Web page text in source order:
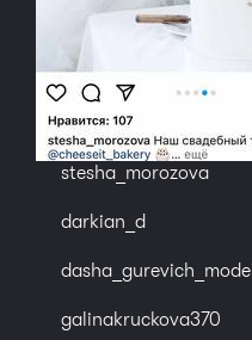
stesha_morozova
darkian_d
dasha_gurevich_model
galinakruckova370